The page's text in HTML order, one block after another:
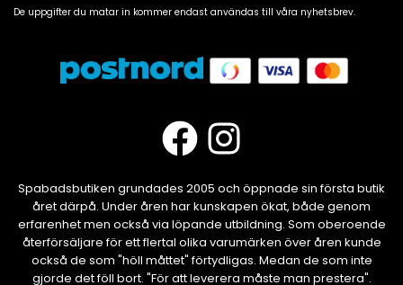
De uppgifter du matar in kommer endast användas till våra nyhetsbrev.
Spabadsbutiken grundades 2005 och öppnade sin första butik
året därpå. Under åren har kunskapen ökat, både genom
erfarenhet men också via löpande utbildning. Som oberoende
återförsäljare för ett flertal olika varumärken över åren kunde
också de som "höll måttet" förtydligas. Medan de som inte
gjorde det föll bort. "För att leverera måste man prestera".